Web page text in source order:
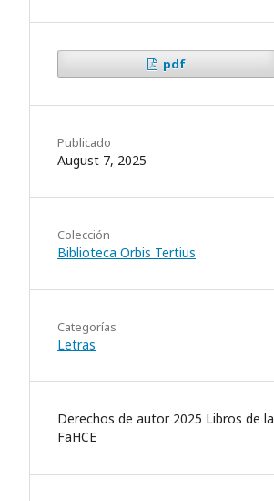
pdf
Publicado
August 7, 2025
Colección
Biblioteca Orbis Tertius
Categorías
Letras
Derechos de autor 2025 Libros de la
FaHCE